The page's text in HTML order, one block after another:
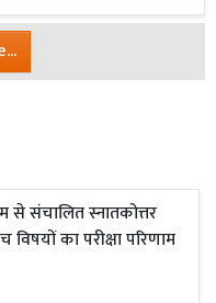
से संचालित स्नातकोत्तर
विषयों का परीक्षा परिणाम